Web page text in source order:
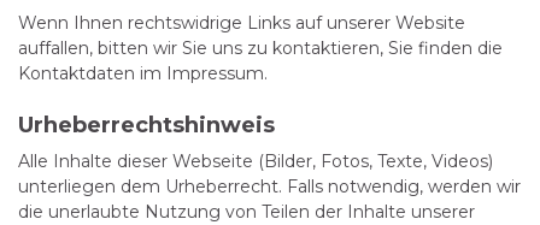
Wenn Ihnen rechtswidrige Links auf unserer Website
auffallen, bitten wir Sie uns zu kontaktieren, Sie finden die
Kontaktdaten im Impressum.
Urheberrechtshinweis
Alle Inhalte dieser Webseite (Bilder, Fotos, Texte, Videos)
unterliegen dem Urheberrecht. Falls notwendig, werden wir
die unerlaubte Nutzung von Teilen der Inhalte unserer